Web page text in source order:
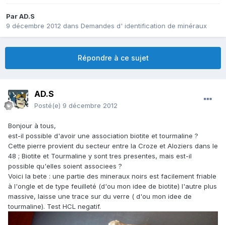
ParAD.S
9 décembre 2012 dans Demandes d' identification de minéraux
Répondre à ce sujet
AD.S
Posté(e) 9 décembre 2012
Bonjour à tous,
est-il possible d'avoir une association biotite et tourmaline ?
Cette pierre provient du secteur entre la Croze et Aloziers dans le
48 ; Biotite et Tourmaline y sont tres presentes, mais est-il
possible qu'elles soient associees ?
Voici la bete : une partie des mineraux noirs est facilement friable
à l'ongle et de type feuilleté (d'ou mon idee de biotite) l'autre plus
massive, laisse une trace sur du verre ( d'ou mon idee de
tourmaline). Test HCL negatif.